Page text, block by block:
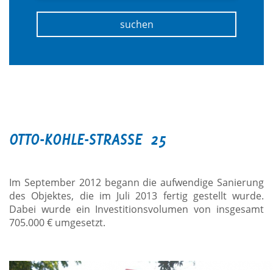
suchen
OTTO-KOHLE-STRASSE 25
Im September 2012 begann die aufwendige Sanierung
des Objektes, die im Juli 2013 fertig gestellt wurde.
Dabei wurde ein Investitionsvolumen von insgesamt
705.000 € umgesetzt.